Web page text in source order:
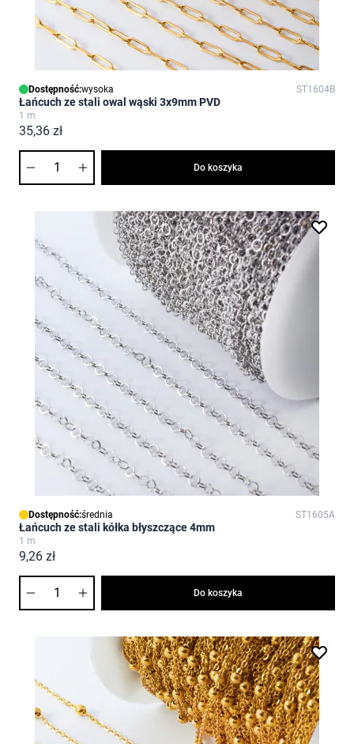
Dostępność:wysoka ST1604B
Łańcuch ze stali owal wąski 3x9mm PVD
1 m
35,36 zł
Do koszyka
Dostępność:średnia ST1605A
Łańcuch ze stali kółka błyszczące 4mm
1 m
9,26 zł
Do koszyka